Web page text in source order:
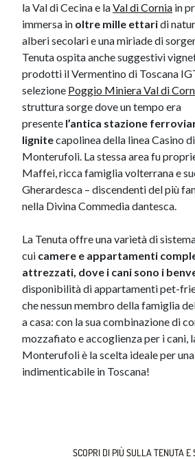
la Val di Cecina e laVal di Cornia in
immersa in oltre mille ettaridi
alberi secolari e una miriade di
Tenuta ospita anche suggestivi
prodotti il Vermentino di Toscana
selezione Poggio Miniera Val di
struttura sorge dove un tempo era
presente l’antica stazione
lignitecapolinea della linea Casino
Monterufoli. La stessa area fu
Maffei, ricca famiglia volterrana e
Gherardesca – discendenti del più
nella Divina Commedia dantesca.
La Tenuta offre una varietà di
cui camere e appartamenti
attrezzati, dove i cani sono i
disponibilità di appartamenti pet-
che nessun membro della famiglia
a casa: con la sua combinazione di
mozzafiato e accoglienza per i cani,
Monterufoli è la scelta ideale per
indimenticabile in Toscana!​
SCOPRI DI PIÙ SULLA TENUTA E